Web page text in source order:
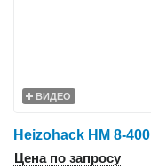
ВИДЕО
Heizohack HM 8-400
Цена по запросу